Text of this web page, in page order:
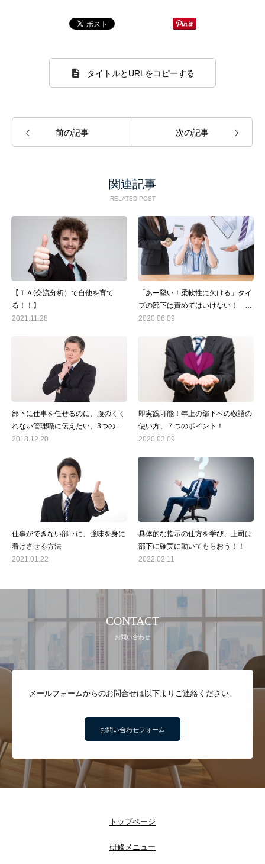
タイトルとURLをコピーする
前の記事 次の記事
関連記事
RELATED POST
【ＴＡ(交流分析）で自他を育て
る！！】
2021.11.28
「あー堅い！柔軟性に欠ける」タイ
プの部下は責めてはいけない！ 苦
手で嫌いなタイプの部下対応法その
2020.06.09
部下に仕事を任せるのに、腹のくく
れない管理職に伝えたい、3つの方
法
2018.12.20
即実践可能！年上の部下への敬語の
使い方、７つのポイント！
2020.03.09
仕事ができない部下に、強味を身に
着けさせる方法
2021.01.22
具体的な指示の仕方を学び、上司は
部下に確実に動いてもらおう！！
2022.02.11
CONTACT
お問い合わせ
メールフォームからのお問合せは以下よりご連絡ください。
お問い合わせフォーム
トップページ
研修メニュー